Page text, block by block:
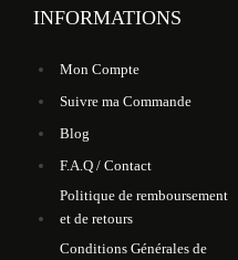
INFORMATIONS
Mon Compte
Suivre ma Commande
Blog
F.A.Q / Contact
Politique de remboursement
et de retours
Conditions Générales de